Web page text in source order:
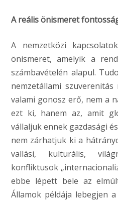
A reális önismeret
A nemzetközi
önismeret, amelyik a
számbavételén alapul.
nemzetállami
valami gonosz erő, nem a
ezt ki, hanem az, amit
vállaljuk ennek gazdasági
nem zárhatjuk ki a
vallási, kulturális,
konfliktusok
ebbe lépett bele az
Államok példája lebegjen